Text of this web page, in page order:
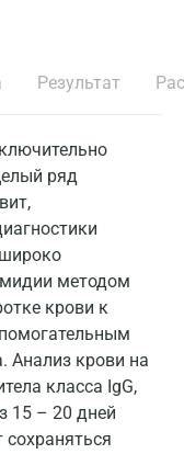
Результат
ряд
методом
крови к
Анализ крови на
класса IgG,
15 – 20 дней
сохраняться